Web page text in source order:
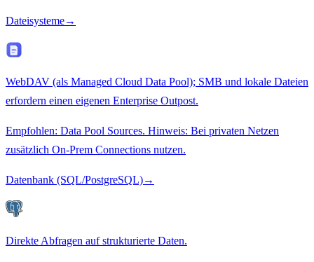
Dateisysteme→
WebDAV (als Managed Cloud Data Pool); SMB und lokale Dateien
erfordern einen eigenen Enterprise Outpost.
Empfohlen: Data Pool Sources. Hinweis: Bei privaten Netzen
zusätzlich On-Prem Connections nutzen.
Datenbank (SQL/PostgreSQL)→
Direkte Abfragen auf strukturierte Daten.